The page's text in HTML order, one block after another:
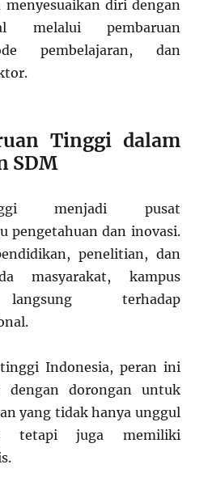
menyesuaikan diri dengan
melalui pembaruan
pembelajaran, dan
Tinggi dalam
SDM
menjadi pusat
pengetahuan dan inovasi.
penelitian, dan
masyarakat, kampus
terhadap
Indonesia, peran ini
dengan dorongan untuk
yang tidak hanya unggul
tetapi juga memiliki